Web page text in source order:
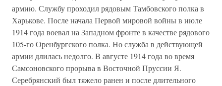
армию. Службу проходил рядовым Тамбовского полка в
Харькове. После начала Первой мировой войны в июле
1914 года воевал на Западном фронте в качестве рядового
105-го Оренбургского полка. Но служба в действующей
армии длилась недолго. В августе 1914 года во время
Самсоновского прорыва в Восточной Пруссии Я.
Серебрянский был тяжело ранен и после длительного